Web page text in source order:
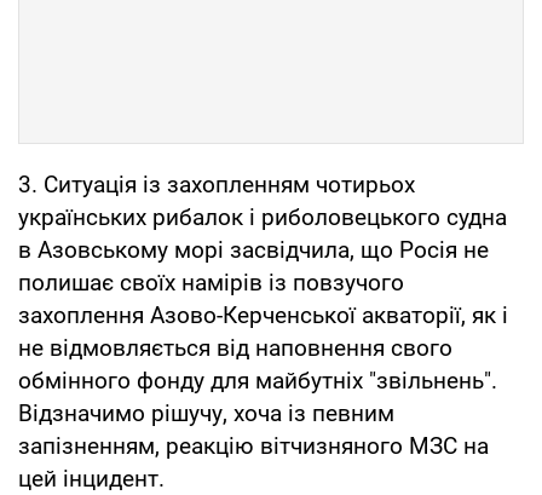
3. Ситуація із захопленням чотирьох
українських рибалок і риболовецького судна
в Азовському морі засвідчила, що Росія не
полишає своїх намірів із повзучого
захоплення Азово-Керченської акваторії, як і
не відмовляється від наповнення свого
обмінного фонду для майбутніх "звільнень".
Відзначимо рішучу, хоча із певним
запізненням, реакцію вітчизняного МЗС на
цей інцидент.